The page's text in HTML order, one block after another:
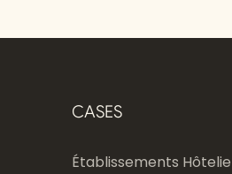
CASES
Établissements